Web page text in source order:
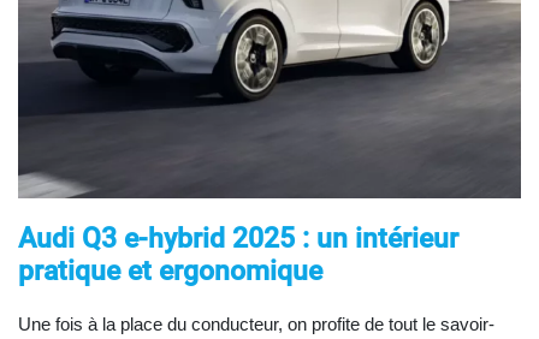
Audi Q3 e-hybrid 2025 : un intérieur
pratique et ergonomique
Une fois à la place du conducteur, on profite de tout le savoir-